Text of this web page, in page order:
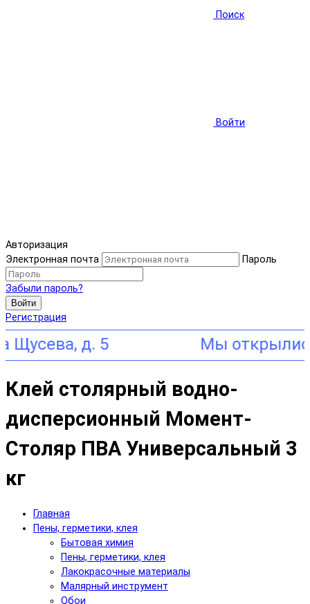
Поиск
Войти
Авторизация
Электронная почта
Пароль
Забыли пароль?
Войти
Регистрация
д. 5
Клей столярный водно-
дисперсионный Момент-
Столяр ПВА Универсальный 3
кг
Главная
Пены, герметики, клея
Бытовая химия
Пены, герметики, клея
Лакокрасочные материалы
Малярный инструмент
Обои